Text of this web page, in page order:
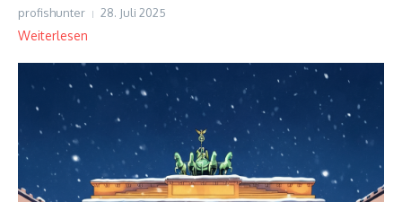
profishunter 28. Juli 2025
Weiterlesen